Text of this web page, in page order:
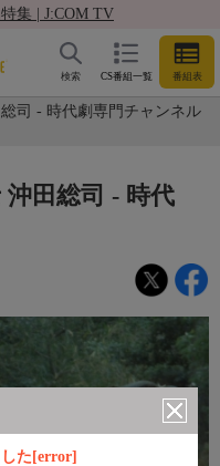
集 | J:COM TV
CS番組一覧 番組表
検索
司 - 時代劇専門チャンネル
た[error]
田総司 - 時代